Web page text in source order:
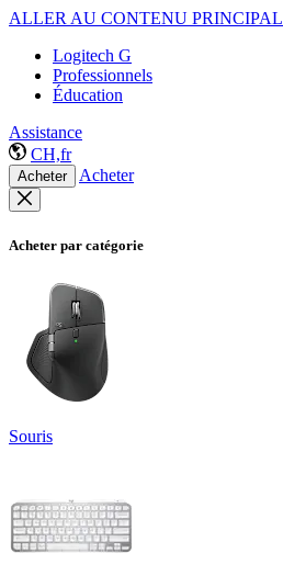
ALLER AU CONTENU PRINCIPAL
Logitech G
Professionnels
Éducation
Assistance
CH,fr
Acheter Acheter
Acheter par catégorie
Souris